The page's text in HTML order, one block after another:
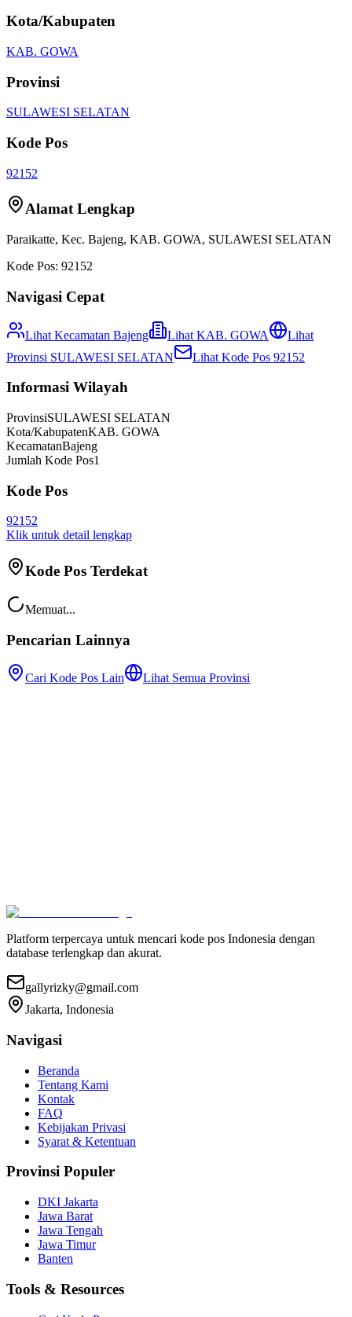
Kota/Kabupaten
KAB. GOWA
Provinsi
SULAWESI SELATAN
Kode Pos
92152
Alamat Lengkap
Paraikatte, Kec. Bajeng, KAB. GOWA, SULAWESI SELATAN
Kode Pos: 92152
Navigasi Cepat
Lihat Kecamatan Bajeng Lihat KAB. GOWA
Lihat
Provinsi SULAWESI SELATAN Lihat Kode Pos 92152
Informasi Wilayah
ProvinsiSULAWESI SELATAN
Kota/KabupatenKAB. GOWA
KecamatanBajeng
Jumlah Kode Pos1
Kode Pos
92152
Klik untuk detail lengkap
Kode Pos Terdekat
Memuat...
Pencarian Lainnya
Cari Kode Pos Lain Lihat Semua Provinsi
Platform terpercaya untuk mencari kode pos Indonesia dengan
database terlengkap dan akurat.
gallyrizky@gmail.com
Jakarta, Indonesia
Navigasi
Beranda
Tentang Kami
Kontak
FAQ
Kebijakan Privasi
Syarat & Ketentuan
Provinsi Populer
DKI Jakarta
Jawa Barat
Jawa Tengah
Jawa Timur
Banten
Tools & Resources